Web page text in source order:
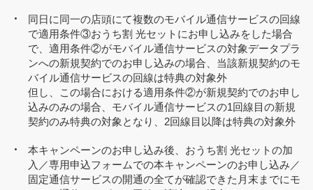
同日に同一の店頭にて複数のモバイル通信サービスの回線
で適用条件③おうち割 光セットにお申し込みをした場合
で、適用条件②がモバイル通信サービスの対象データプラ
ンへの新規契約でのお申し込みの場合、当該新規契約のモ
バイル通信サービスの回線は特典の対象外
但し、この場合における適用条件②が新規契約でのお申し
込みのみの場合、モバイル通信サービスの1回線目の新規
契約のみ特典の対象となり、2回線目以降は特典の対象外
本キャンペーンのお申し込み後、おうち割 光セットの加
入／専用申込フォームでの本キャンペーンのお申し込み／
固定通信サービスの開通の全てが確認できた月末までにモ